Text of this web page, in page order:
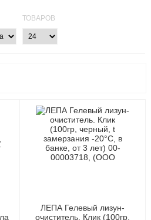
ТОВАРОВ
ЛЕПА Гелевый лизун-
очиститель. Клик (100гр,